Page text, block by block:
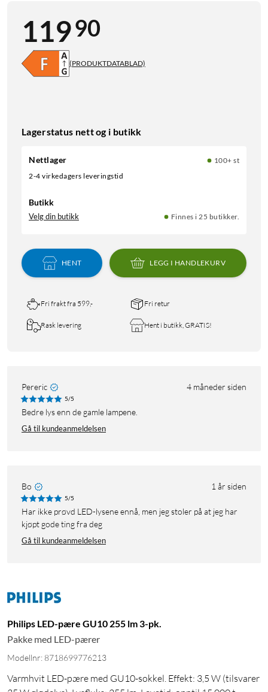
11990
(PRODUKTDATABLAD)
Lagerstatus nett og i butikk
Nettlager
100+ st
2-4 virkedagers leveringstid
Butikk
Velg din butikk Finnes i 25 butikker.
HENT LEGG I HANDLEKURV
Fri frakt fra 599,- Fri retur
Rask levering Hent i butikk, GRATIS!
Pereric 4 måneder siden
5/5
Bedre lys enn de gamle lampene.
Gå til kundeanmeldelsen
Bo 1 år siden
5/5
Har ikke prøvd LED-lysene ennå, men jeg stoler på at jeg har
kjøpt gode ting fra deg
Gå til kundeanmeldelsen
Philips LED-pære GU10 255 lm 3-pk.
Pakke med LED-pærer
Modellnr: 8718699776213
Varmhvit LED-pære med GU10-sokkel. Effekt: 3,5 W (tilsvarer